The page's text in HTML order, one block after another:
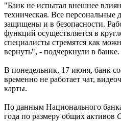
"Банк не испытал внешнее
техническая. Все персональные
защищены и в безопасности.
функций осуществляется в
специалисты стремятся как
вернуть", - подчеркнули в банке.
В понедельник, 17 июня, банк
временно не работает чат,
карты.
По данным Национального
года по размеру общих активов